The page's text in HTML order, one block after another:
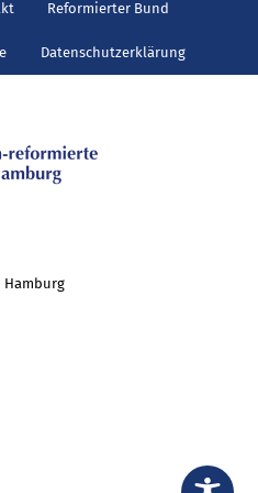
Reformierter Bund
Datenschutzerklärung
Hamburg